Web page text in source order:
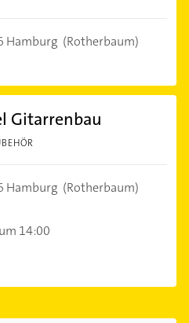
Hamburg (Rotherbaum)
Gitarrenbau
Hamburg (Rotherbaum)
14:00